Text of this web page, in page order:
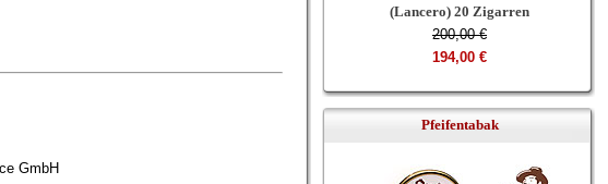
GmbH
(Lancero) 20 Zigarren
200,00 €
194,00 €
Pfeifentabak